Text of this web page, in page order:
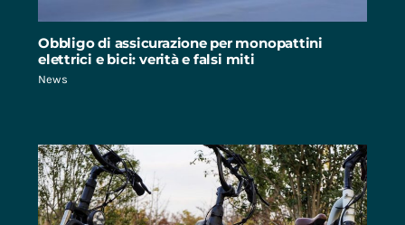
Obbligo di assicurazione per monopattini
elettrici e bici: verità e falsi miti
News